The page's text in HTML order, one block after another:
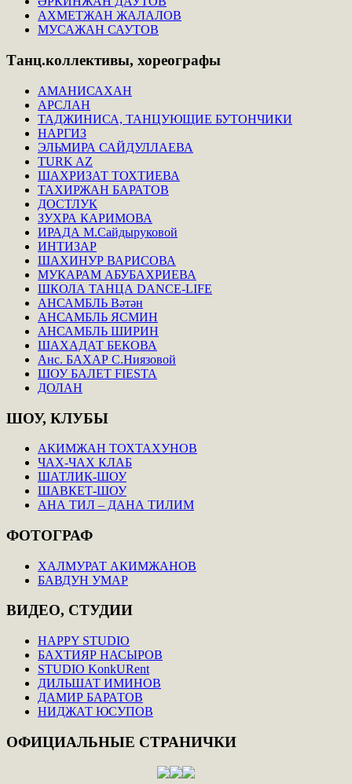
АХМЕТЖАН ЖАЛАЛОВ
МУСАЖАН САУТОВ
Танц.коллективы, хореографы
АМАНИСАХАН
АРСЛАН
ТАДЖИНИСА, ТАНЦУЮЩИЕ БУТОНЧИКИ
НАРГИЗ
ЭЛЬМИРА САЙДУЛЛАЕВА
TURK AZ
ШАХРИЗАТ ТОХТИЕВА
ТАХИРЖАН БАРАТОВ
ДОСТЛУК
ЗУХРА КАРИМОВА
ИРАДА М.Сайдыруковой
ИНТИЗАР
ШАХИНУР ВАРИСОВА
МУКАРАМ АБУБАХРИЕВА
ШКОЛА ТАНЦА DANCE-LIFE
АНСАМБЛЬ Вәтән
АНСАМБЛЬ ЯСМИН
АНСАМБЛЬ ШИРИН
ШАХАДАТ БЕКОВА
Анс. БАХАР С.Ниязовой
ШОУ БАЛЕТ FIESTA
ДОЛАН
ШОУ, КЛУБЫ
АКИМЖАН ТОХТАХУНОВ
ЧАХ-ЧАХ КЛАБ
ШАТЛИК-ШОУ
ШАВКЕТ-ШОУ
АНА ТИЛ – ДАНА ТИЛИМ
ФОТОГРАФ
ХАЛМУРАТ АКИМЖАНОВ
БАВДУН УМАР
ВИДЕО, СТУДИИ
HAPPY STUDIO
БАХТИЯР НАСЫРОВ
STUDIO KonkURent
ДИЛЬШАТ ИМИНОВ
ДАМИР БАРАТОВ
НИДЖАТ ЮСУПОВ
ОФИЦИАЛЬНЫЕ СТРАНИЧКИ